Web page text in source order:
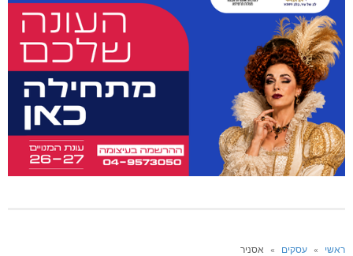
ראשי » עסקים » אסניר